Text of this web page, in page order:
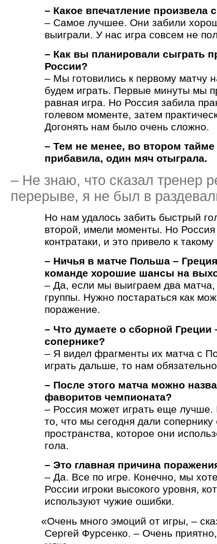
– Какое впечатление произвела
– Самое лучшее. Они забили
выиграли. У нас игра совсем не
– Как вы планировали сыграть
России?
– Мы готовились к первому матчу
будем играть. Первые минуты мы
равная игра. Но Россия забила
голевом моменте, затем
Догонять нам было очень сложно.
– Тем не менее, во втором
прибавила, один мяч отыграла.
– Не знаю, что сказал тренер
перерыве, я не был в
Но нам удалось забить быстрый
второй, имели моменты. Но
контратаки, и это привело к такому
– Ничья в матче Польша –
команде хорошие шансы на
– Да, если мы выиграем два
группы. Нужно постараться как
поражение.
– Что думаете о сборной
сопернике?
– Я видел фрагменты их матча с
играть дальше, то нам
– После этого матча можно
фаворитов чемпионата?
– Россия может играть еще
то, что мы сегодня дали
пространства, которое они
гола.
– Это главная причина
– Да. Все по игре. Конечно, мы
России игроки высокого уровня,
используют чужие ошибки.
«Очень много эмоций от игры, –
Сергей Фурсенко. – Очень